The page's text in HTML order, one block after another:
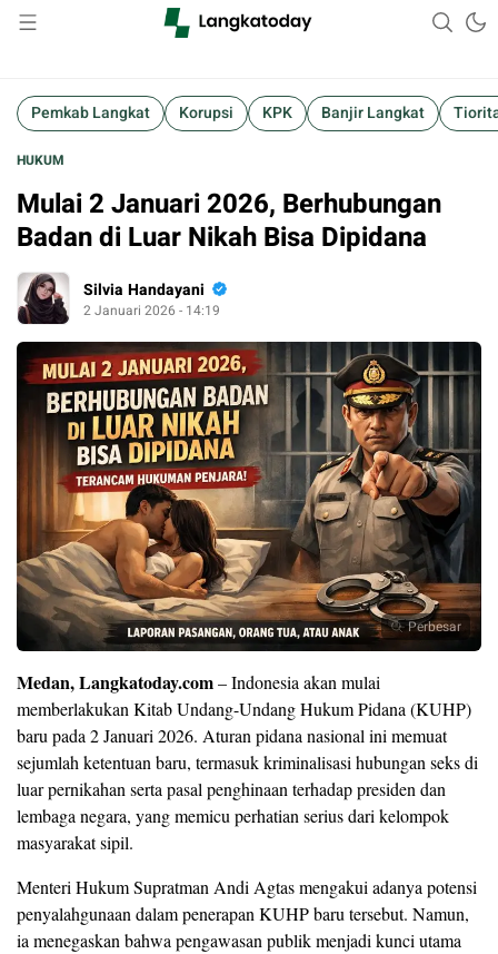
Langkatoday.com
Suara Lokal, Informasi Global
Pemkab Langkat Korupsi KPK Banjir Langkat
HUKUM
Mulai 2 Januari 2026, Berhubungan
Badan di Luar Nikah Bisa Dipidana
Silvia Handayani
2 Januari 2026 - 14:19
Perbesar
Medan, Langkatoday.com– Indonesia akan mulai
memberlakukanKitab Undang-Undang Hukum Pidana (KUHP)
barupada2 Januari 2026. Aturan pidana nasional ini memuat
sejumlah ketentuan baru, termasuk kriminalisasi hubungan seks di
luar pernikahan serta pasal penghinaan terhadap presiden dan
lembaga negara, yang memicu perhatian serius dari kelompok
masyarakat sipil.
Menteri Hukum Supratman Andi Agtas mengakui adanya potensi
penyalahgunaan dalam penerapan KUHP baru tersebut. Namun,
ia menegaskan bahwa pengawasan publik menjadi kunci utama